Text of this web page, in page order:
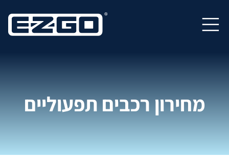
Return to home
Open primary navigation
מחירון רכבים תפעוליים